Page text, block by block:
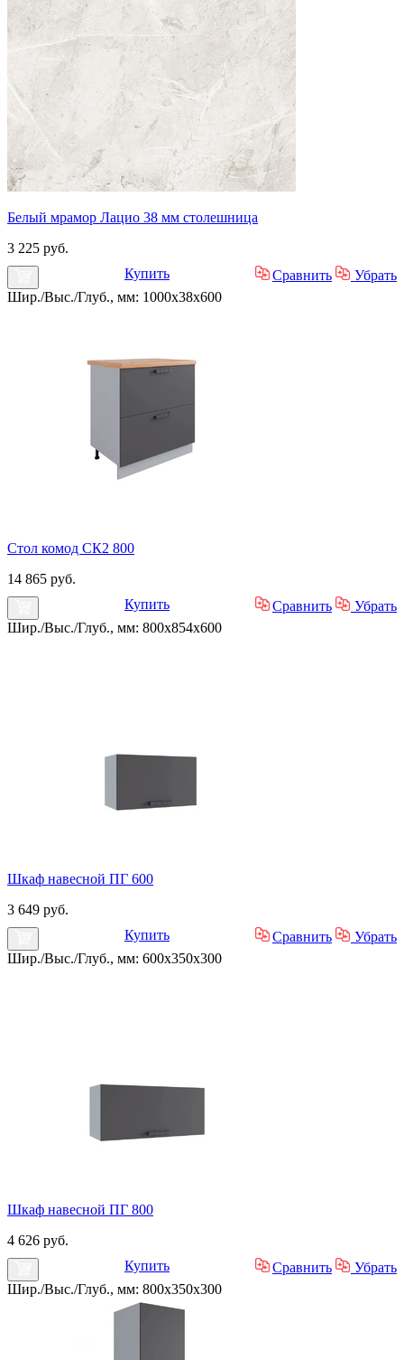
Белый мрамор Лацио 38 мм столешница
3 225 руб.
Купить
Сравнить
Убрать
Шир./Выс./Глуб., мм: 1000x38x600
Стол комод СК2 800
14 865 руб.
Купить
Сравнить
Убрать
Шир./Выс./Глуб., мм: 800x854x600
Шкаф навесной ПГ 600
3 649 руб.
Купить
Сравнить
Убрать
Шир./Выс./Глуб., мм: 600x350x300
Шкаф навесной ПГ 800
4 626 руб.
Купить
Сравнить
Убрать
Шир./Выс./Глуб., мм: 800x350x300